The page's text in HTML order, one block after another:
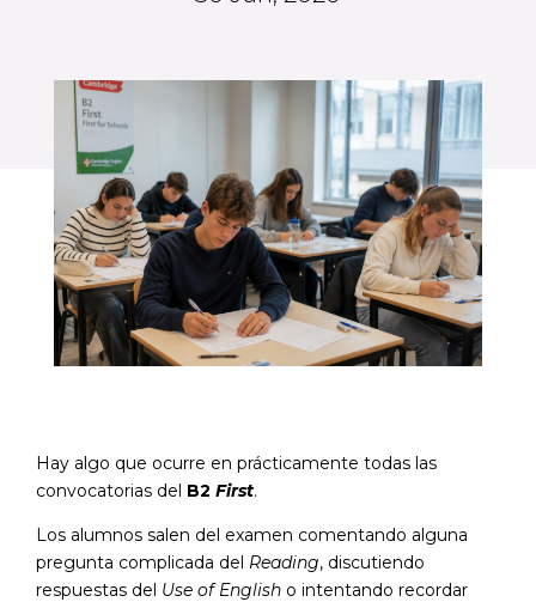
Hay algo que ocurre en prácticamente todas las
convocatorias del B2 First.
Los alumnos salen del examen comentando alguna
pregunta complicada del Reading, discutiendo
respuestas del Use of English o intentando recordar